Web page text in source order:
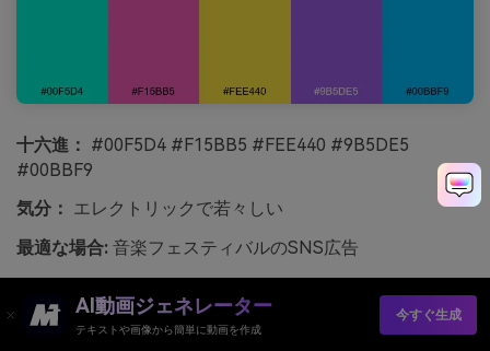
十六進： #00F5D4 #F15BB5 #FEE440 #9B5DE5
#00BBF9
気分： エレクトリックで若々しい
最適な場合: 音楽フェスティバルのSNS広告
トやローラースケート、夏の音楽ナイトを思わせます。
SNS広告、ストーリーテンプレート、動きの速い色が必要
AI動画ジェネレーター
テキストや画像から簡単に動画を作成
今すぐ生成